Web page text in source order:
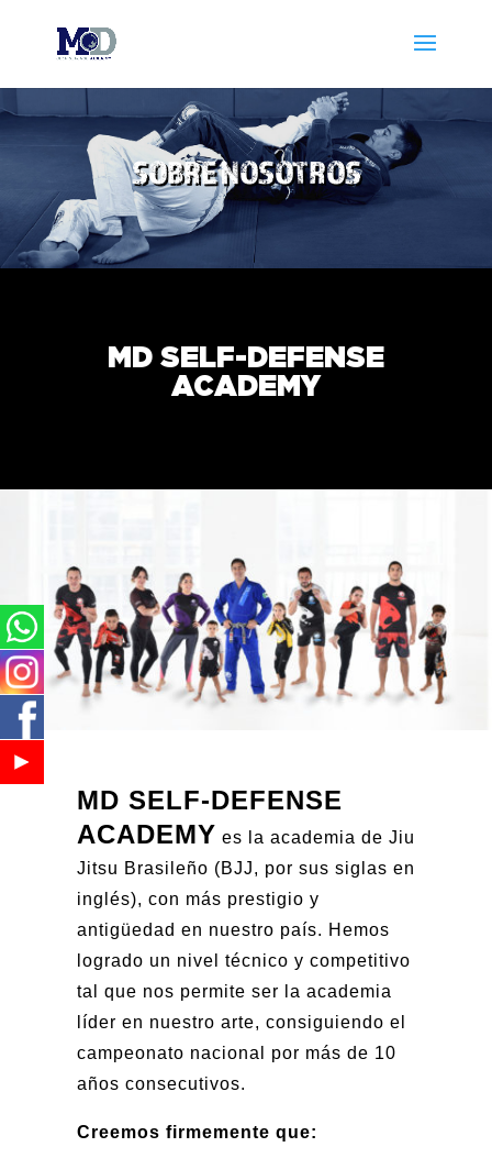
SOBRE NOSOTROS
MD SELF-DEFENSE
ACADEMY
MD SELF-DEFENSE
ACADEMY es la academia de Jiu
Jitsu Brasileño (BJJ, por sus siglas en
inglés), con más prestigio y
antigüedad en nuestro país. Hemos
logrado un nivel técnico y competitivo
tal que nos permite ser la academia
líder en nuestro arte, consiguiendo el
campeonato nacional por más de 10
años consecutivos.
Creemos firmemente que: